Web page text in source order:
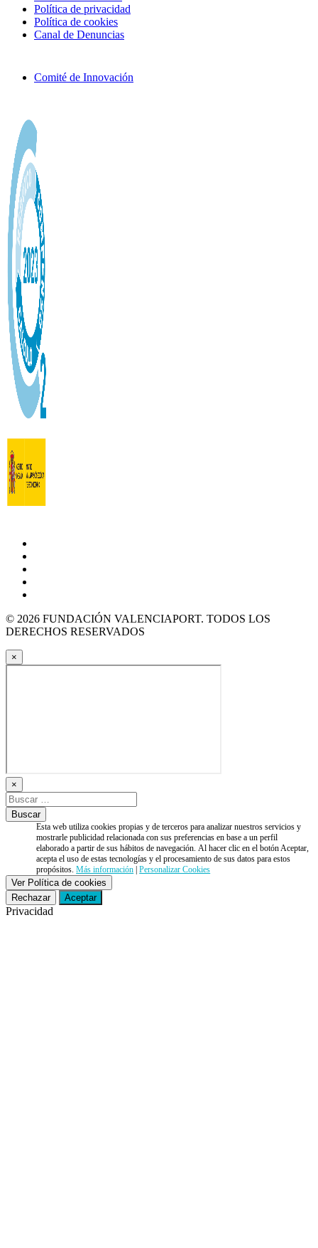
Política de privacidad
Política de cookies
Canal de Denuncias
Comité de Innovación
© 2026 FUNDACIÓN VALENCIAPORT. TODOS LOS
DERECHOS RESERVADOS
×
×
Esta web utiliza cookies propias y de terceros para analizar nuestros servicios y
mostrarle publicidad relacionada con sus preferencias en base a un perfil
elaborado a partir de sus hábitos de navegación. Al hacer clic en el botón Aceptar,
acepta el uso de estas tecnologías y el procesamiento de sus datos para estos
propósitos.Más información |Personalizar Cookies
Ver Política de cookies
Rechazar
Aceptar
Privacidad